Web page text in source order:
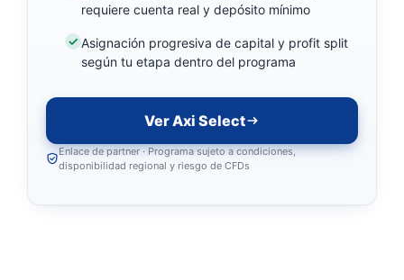
requiere cuenta real y depósito mínimo
Asignación progresiva de capital y profit split
según tu etapa dentro del programa
Ver Axi Select
Enlace de partner · Programa sujeto a condiciones,
disponibilidad regional y riesgo de CFDs